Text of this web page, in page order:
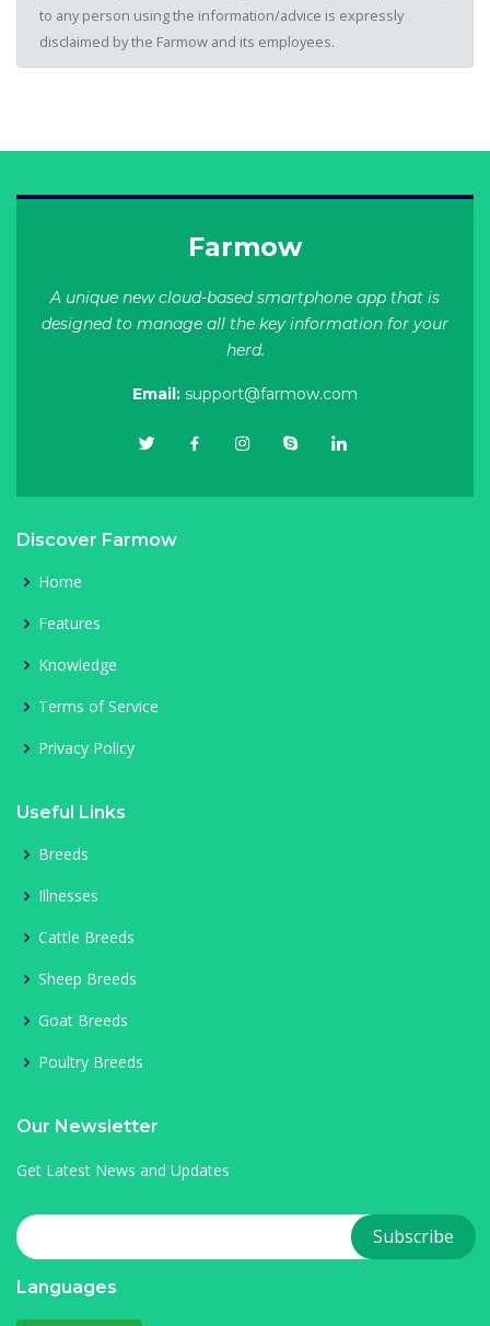
to any person using the information/advice is expressly
disclaimed by the Farmow and its employees.
Farmow
A unique new cloud-based smartphone app that is
designed to manage all the key information for your
herd.
Email: support@farmow.com
Discover Farmow
Home
Features
Knowledge
Terms of Service
Privacy Policy
Useful Links
Breeds
Illnesses
Cattle Breeds
Sheep Breeds
Goat Breeds
Poultry Breeds
Our Newsletter
Get Latest News and Updates
Languages